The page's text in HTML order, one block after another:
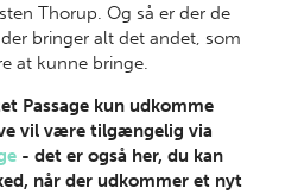
Thorup. Og så er der de
bringer alt det andet, som
at kunne bringe.
Passage kun udkomme
vil være tilgængelig via
- det er også her, du kan
når der udkommer et nyt